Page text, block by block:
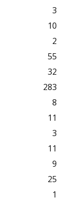
3
10
2
55
32
283
8
11
3
11
9
25
1